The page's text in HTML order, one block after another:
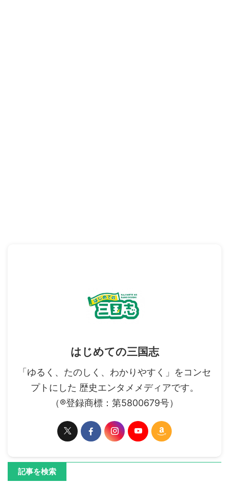
はじめての三国志
「ゆるく、たのしく、わかりやすく」をコンセ
プトにした 歴史エンタメメディアです。
（®登録商標：第5800679号）
記事を検索